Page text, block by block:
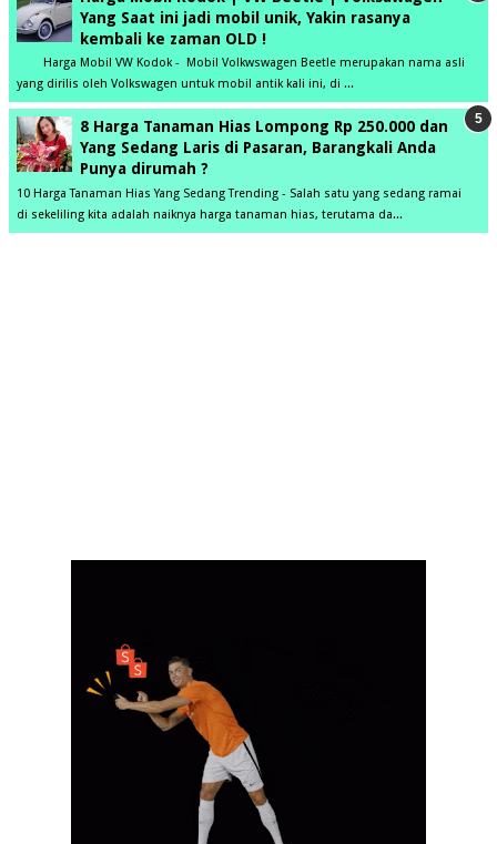
Yang Saat ini jadi mobil unik, Yakin rasanya
kembali ke zaman OLD !
Harga Mobil VW Kodok - Mobil Volkwswagen Beetle merupakan nama asli
yang dirilis oleh Volkswagen untuk mobil antik kali ini, di ...
8 Harga Tanaman Hias Lompong Rp 250.000 dan
Yang Sedang Laris di Pasaran, Barangkali Anda
Punya dirumah ?
10 Harga Tanaman Hias Yang Sedang Trending - Salah satu yang sedang ramai
di sekeliling kita adalah naiknya harga tanaman hias, terutama da...